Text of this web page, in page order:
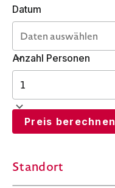
Datum
Anzahl Personen
Preis berechnen
Standort